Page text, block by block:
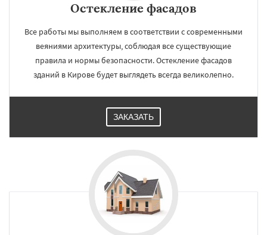
Остекление фасадов
Все работы мы выполняем в соответствии с современными
веяниями архитектуры, соблюдая все существующие
правила и нормы безопасности. Остекление фасадов
зданий в Кирове будет выглядеть всегда великолепно.
ЗАКАЗАТЬ